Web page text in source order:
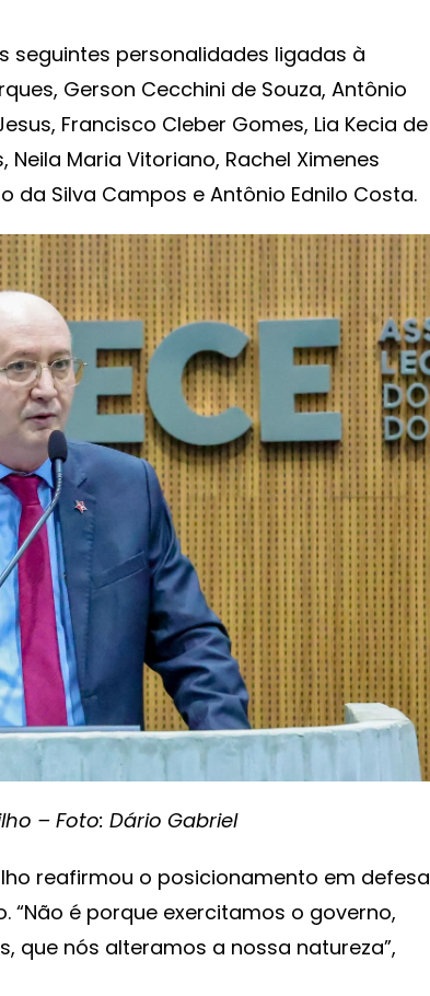
seguintes personalidades ligadas à
Gerson Cecchini de Souza, Antônio
Francisco Cleber Gomes, Lia Kecia de
Neila Maria Vitoriano, Rachel Ximenes
da Silva Campos e Antônio Ednilo Costa.
– Foto: Dário Gabriel
reafirmou o posicionamento em defesa
é porque exercitamos o governo,
que nós alteramos a nossa natureza”,